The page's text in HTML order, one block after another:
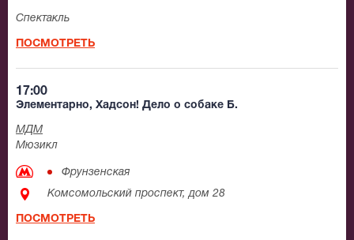
Спектакль
ПОСМОТРЕТЬ
17:00
Элементарно, Хадсон! Дело о собаке Б.
МДМ
Мюзикл
Фрунзенская
Комсомольский проспект, дом 28
ПОСМОТРЕТЬ